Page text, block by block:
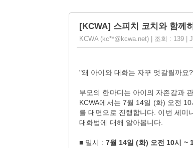
[KCWA] 스피치 코치와 함께
KCWA (kc**@kcwa.net) | 조회 : 139 |
"왜 아이와 대화는 자꾸 엇갈릴까요
부모의 한마디는 아이의 자존감과
KCWA에서는 7월 14일 (화) 오전
를 대면으로 진행합니다. 이번 세미
대화법에 대해 알아봅니다.
■ 일시 : 7월 14일 (화) 오전 10시 ~